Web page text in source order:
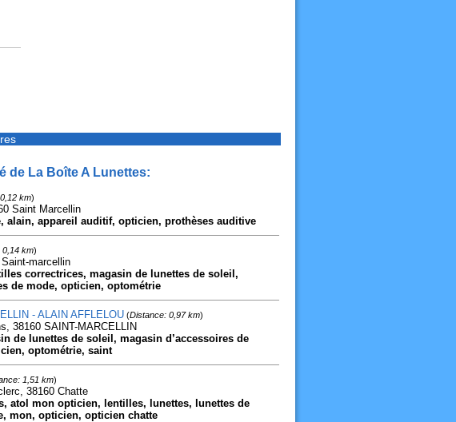
de La Boîte A Lunettes:
km)
Saint Marcellin
alain, appareil auditif, opticien, prothèses auditive
0,14 km)
marcellin
correctrices, magasin de lunettes de soleil,
de mode, opticien, optométrie
- ALAIN AFFLELOU(Distance: 0,97 km)
38160 SAINT-MARCELLIN
de lunettes de soleil, magasin d’accessoires de
optométrie, saint
1,51 km)
38160 Chatte
atol mon opticien, lentilles, lunettes, lunettes de
mon, opticien, opticien chatte